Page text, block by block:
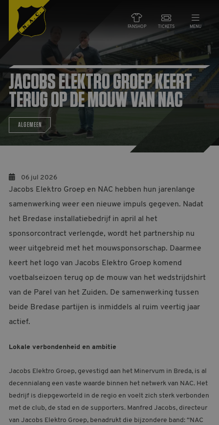
FANSHOP TICKETS MENU
NIEUWS
TEAMS
WEDSTRIJDEN
DE CLUB
NAC ZAKEN
MAATSCHAPPELIJK
MELDPUNT SUPPORTERSZAKEN
CONTACT
JACOBS ELEKTRO GROEP KEERT
TERUG OP DE MOUW VAN NAC
ALGEMEEN
Jacobs Elektro Groep en NAC hebben hun jarenlange
samenwerking weer een nieuwe impuls gegeven. Nadat
het Bredase installatiebedrijf in april al het
sponsorcontract verlengde, wordt het partnership nu
weer uitgebreid met het mouwsponsorschap. Daarmee
keert het logo van Jacobs Elektro Groep komend
voetbalseizoen terug op de mouw van het wedstrijdshirt
van de Parel van het Zuiden. De samenwerking tussen
beide Bredase partijen is inmiddels al ruim veertig jaar
actief.
06 jul 2026
Lokale verbondenheid en ambitie
Jacobs Elektro Groep, gevestigd aan het Minervum in Breda, is al
decennialang een vaste waarde binnen het netwerk van NAC. Het
bedrijf is diepgeworteld in de regio en voelt zich sterk verbonden
met de club, de stad en de supporters. Manfred Jacobs, directeur
van Jacobs Elektro Groep, benadrukt die bijzondere band: “NAC